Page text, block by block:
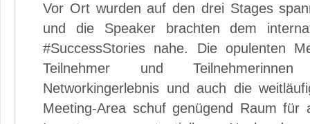
Vor Ort wurden auf den drei Stages
und die Speaker brachten dem
#SuccessStories nahe. Die opulenten
Teilnehmer und
Networkingerlebnis und auch die
Meeting-Area schuf genügend Raum für